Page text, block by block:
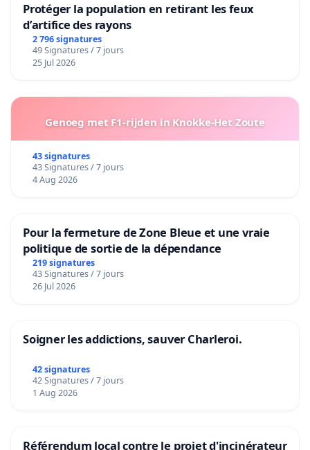
Protéger la population en retirant les feux
d’artifice des rayons
2 796 signatures
49 Signatures / 7 jours
25 Jul 2026
Genoeg met F1-rijden in Knokke-Het Zoute
43 signatures
43 Signatures / 7 jours
4 Aug 2026
Pour la fermeture de Zone Bleue et une vraie
politique de sortie de la dépendance
219 signatures
43 Signatures / 7 jours
26 Jul 2026
Soigner les addictions, sauver Charleroi.
42 signatures
42 Signatures / 7 jours
1 Aug 2026
Référendum local contre le projet d'incinérateur